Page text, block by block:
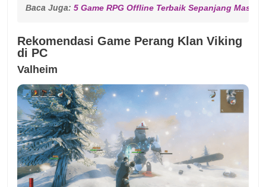
Baca Juga: 5 Game RPG Offline Terbaik Sepanjang Masa
Rekomendasi Game Perang Klan Viking
di PC
Valheim